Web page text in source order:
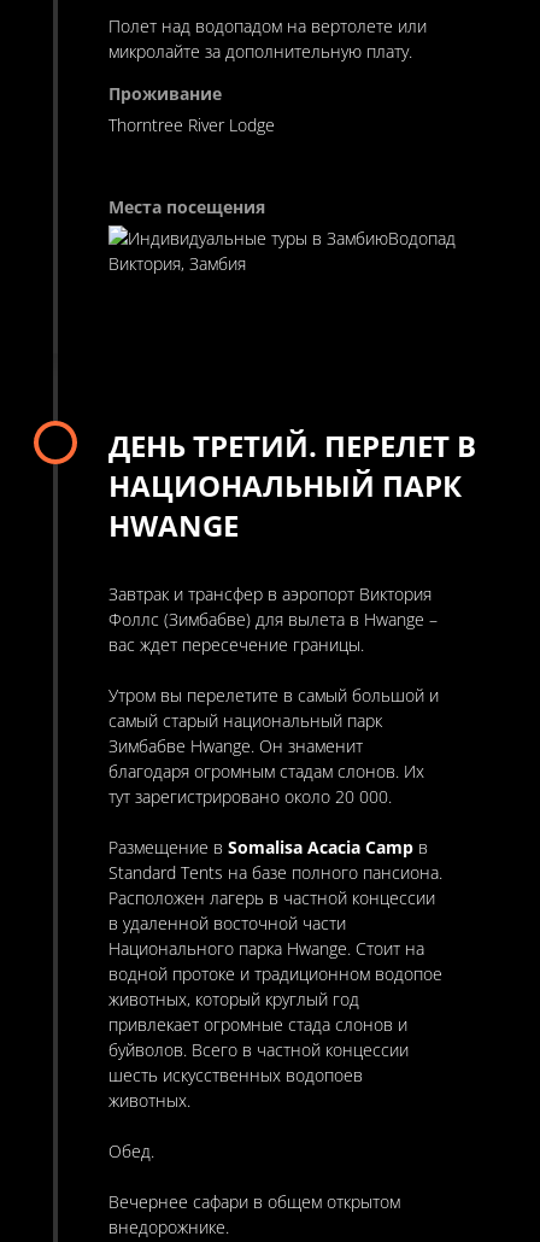
Полет над водопадом на вертолете или
микролайте за дополнительную плату.
Thorntree River Lodge
Водопад
Виктория, Замбия
ДЕНЬ ТРЕТИЙ. ПЕРЕЛЕТ В
НАЦИОНАЛЬНЫЙ ПАРК
HWANGE
Завтрак и трансфер в аэропорт Виктория
Фоллс (Зимбабве) для вылета в Hwange –
вас ждет пересечение границы.
Утром вы перелетите в самый большой и
самый старый национальный парк
Зимбабве Hwange. Он знаменит
благодаря огромным стадам слонов. Их
тут зарегистрировано около 20 000.
Размещение в Somalisa Acacia Campв
Standard Tents на базе полного пансиона.
Расположен лагерь в частной концессии
в удаленной восточной части
Национального парка Hwange. Стоит на
водной протоке и традиционном водопое
животных, который круглый год
привлекает огромные стада слонов и
буйволов. Всего в частной концессии
шесть искусственных водопоев
животных.
Обед.
Вечернее сафари в общем открытом
внедорожнике.